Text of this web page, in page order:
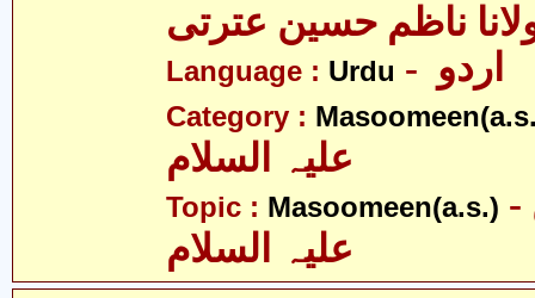
ناظم حسین عترتی
Language : Urdu
Category :
Topic : Masoomeen(a.s.) - معصومین
علیہ السلام